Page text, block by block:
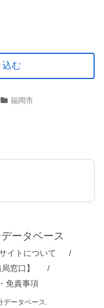
込む
福岡市
ータベース
イトについて
窓口】
免責事項
ータベース.